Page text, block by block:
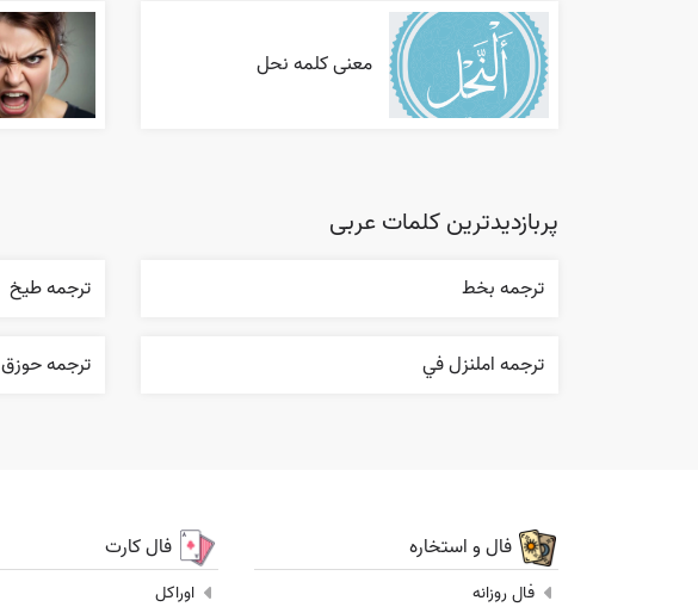
معنی کلمه نحل
پربازدیدترین کلمات عربی
ترجمه بخط ترجمه طيخ
ترجمه املنزل في ترجمه حوزق
فال و استخاره
فال روزانه
فال کارت
اوراکل